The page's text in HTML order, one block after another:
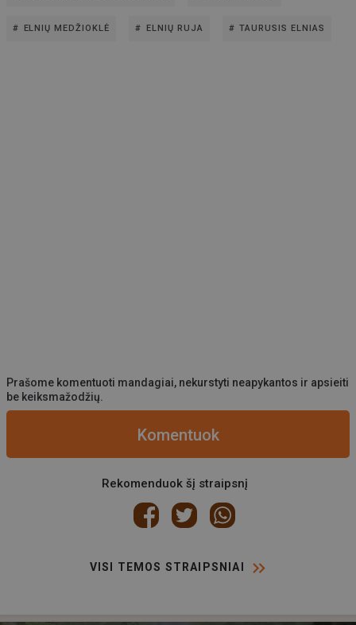
ELNIŲ MEDŽIOKLĖ ELNIŲ RUJA TAURUSIS ELNIAS
Prašome komentuoti mandagiai, nekurstyti neapykantos ir apsieiti
be keiksmažodžių.
Komentuok
Rekomenduok šį straipsnį
VISI TEMOS STRAIPSNIAI